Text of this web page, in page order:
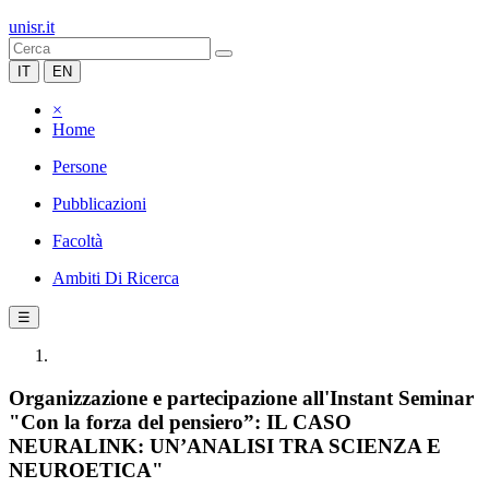
unisr.it
IT EN
×
Home
Persone
Pubblicazioni
Facoltà
Ambiti Di Ricerca
☰
Organizzazione e partecipazione all'Instant Seminar
"Con la forza del pensiero”: IL CASO
NEURALINK: UN’ANALISI TRA SCIENZA E
NEUROETICA"